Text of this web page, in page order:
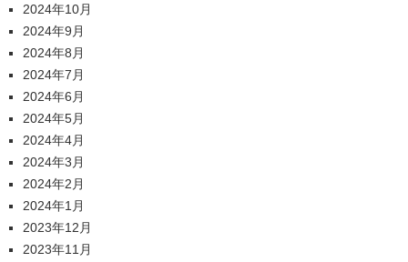
2024年10月
2024年9月
2024年8月
2024年7月
2024年6月
2024年5月
2024年4月
2024年3月
2024年2月
2024年1月
2023年12月
2023年11月